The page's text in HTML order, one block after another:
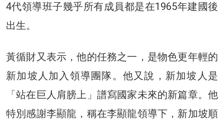
4代領導班子幾乎所有成員都是在1965年建國後
出生。
黃循財又表示，他的任務之一，是物色更年輕的
新加坡人加入領導團隊。他又說，新加坡人是
「站在巨人肩膀上」譜寫國家未來的新篇章。他
特別感謝李顯龍，稱在李顯龍領導下，新加坡順